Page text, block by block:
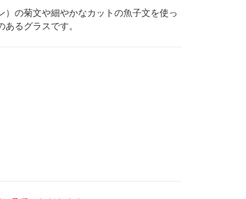
の菊文や細やかなカットの魚子文を使っ
るグラスです。